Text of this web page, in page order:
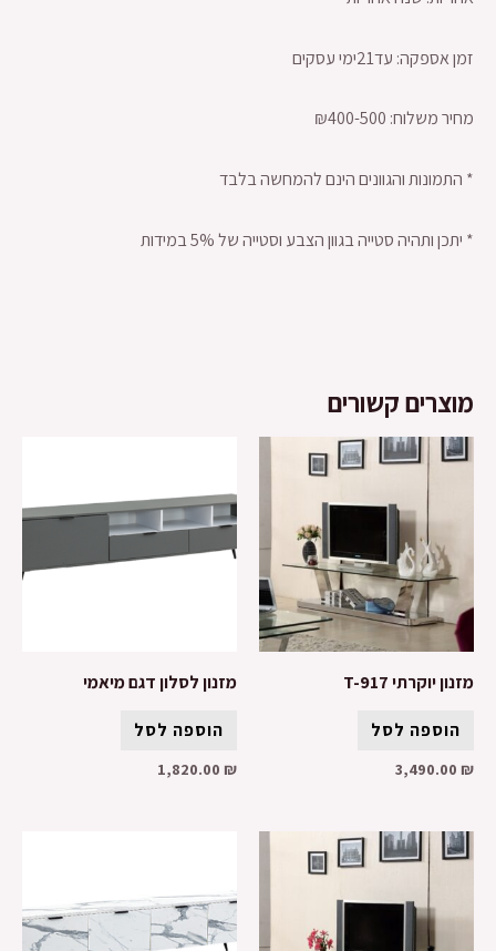
זמן אספקה: עד21ימי עסקים
מחיר משלוח: ₪400-500
* התמונות והגוונים הינם להמחשה בלבד
* יתכן ותהיה סטייה בגוון הצבע וסטייה של 5% במידות
מוצרים קשורים
מזנון יוקרתי T-917
הוספה לסל
3,490.00₪
מזנון לסלון דגם מיאמי
הוספה לסל
1,820.00₪